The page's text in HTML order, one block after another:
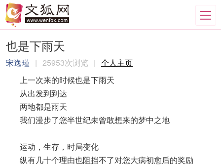
也是下雨天
宋逸瑾 | 25953次浏览 | 个人主页
上一次来的时候也是下雨天
从出发到到达
两地都是雨天
我们漫步了您半世纪未曾敢想来的梦中之地
运动，生存，时局变化
纵有几十个理由也阻挡不了对您大病初愈后的奖励